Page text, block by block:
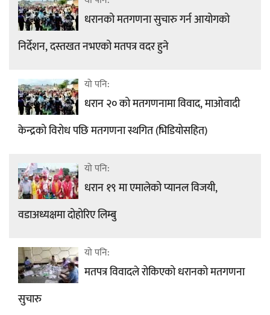
धरानको मतगणना सुचारु गर्न आयोगको
निर्देशन, दस्तखत नभएको मतपत्र वदर हुने
यो पनि:
धरान २० को मतगणनामा विवाद, माओवादी
केन्द्रको विरोध पछि मतगणना स्थगित (भिडियोसहित)
यो पनि:
धरान १९ मा एमालेको प्यानल विजयी,
वडाअध्यक्षमा दोहोरिए लिम्बु
यो पनि:
मतपत्र विवादले रोकिएको धरानको मतगणना
सुचारु